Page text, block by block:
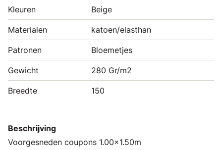
Kleuren Beige
Materialen katoen/elasthan
Patronen Bloemetjes
Gewicht 280 Gr/m2
Breedte 150
Beschrijving
Voorgesneden coupons 1.00x1.50m